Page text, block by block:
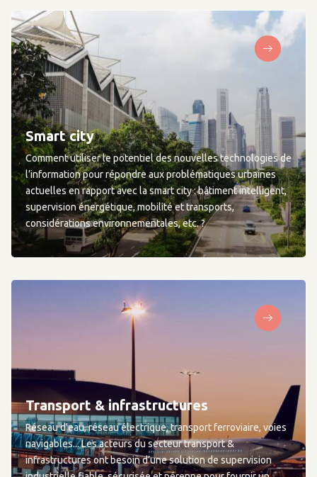
Smart city
Comment utiliser le potentiel des nouvelles technologies de
l’information pour répondre aux problématiques urbaines
actuelles en rapport avec la smart city : bâtiment intelligent,
supervision énergétique, mobilité et transports,
considérations environnementales, etc. ?
Transport & infrastructures
Réseau d'eau, réseau électrique, transport ferroviaire, voies
navigables... Les acteurs du secteur transport &
infrastructures ont besoin d’une solution de supervision